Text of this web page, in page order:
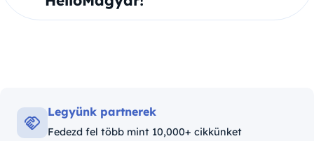
Legyünk partnerek
Fedezd fel több mint 10,000+ cikkünket